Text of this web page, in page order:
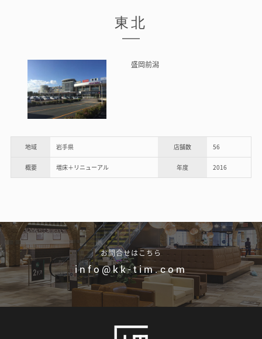
東北
盛岡前潟
地域 岩手県 店舗数 56
概要 増床＋リニューアル 年度 2016
お問合せはこちら
info@kk-tim.com